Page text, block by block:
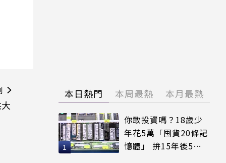
本日熱門 本周最熱 本月最熱
你敢投資嗎？18歲少
年花5萬「囤貨20條記
憶體」 拚15年後5倍